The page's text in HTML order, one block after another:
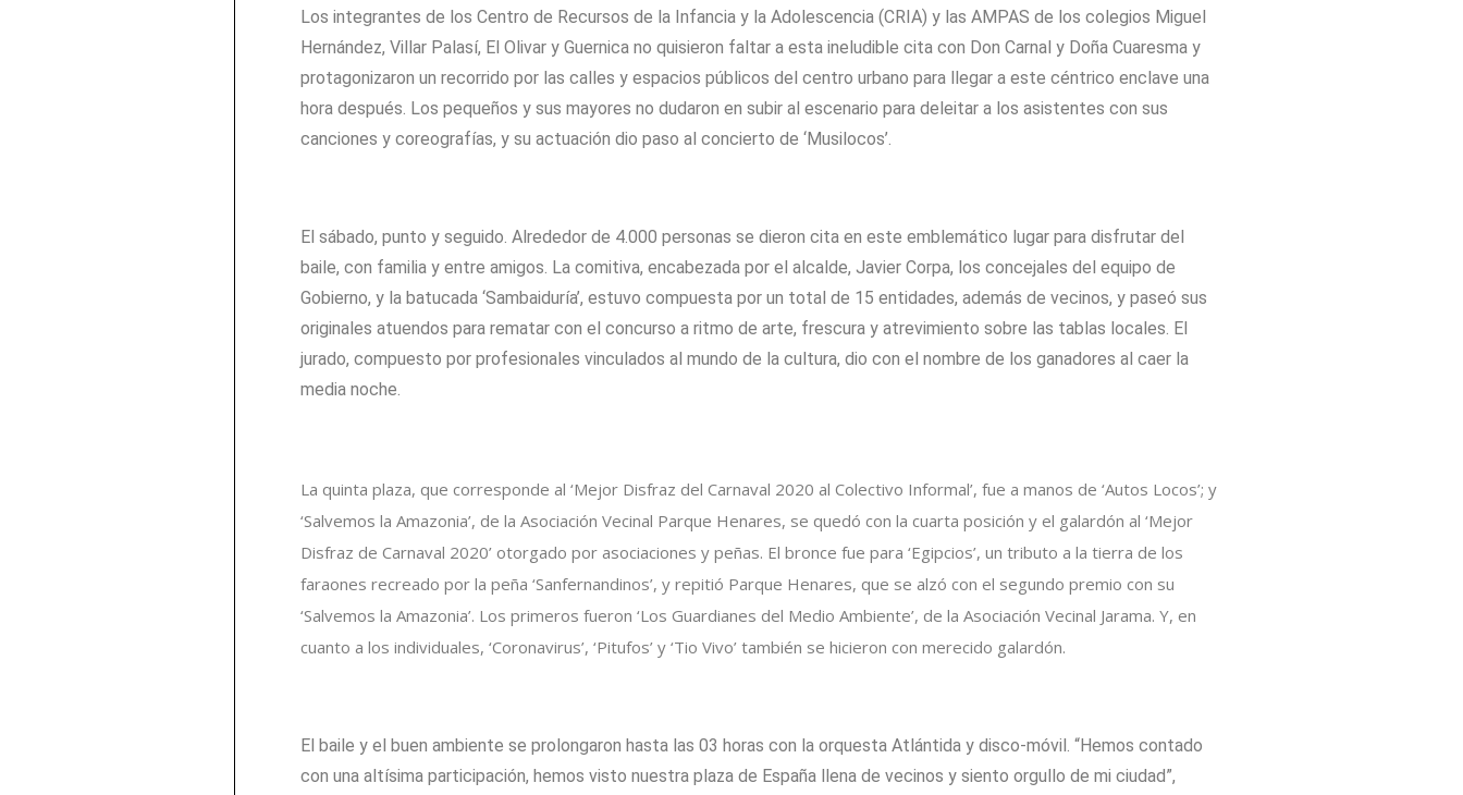
Los integrantes de los Centro de Recursos de la Infancia y la Adolescencia (CRIA) y las AMPAS de los colegios Miguel
Hernández, Villar Palasí, El Olivar y Guernica no quisieron faltar a esta ineludible cita con Don Carnal y Doña Cuaresma y
protagonizaron un recorrido por las calles y espacios públicos del centro urbano para llegar a este céntrico enclave una
hora después. Los pequeños y sus mayores no dudaron en subir al escenario para deleitar a los asistentes con sus
canciones y coreografías, y su actuación dio paso al concierto de ‘Musilocos’.
El sábado, punto y seguido. Alrededor de 4.000 personas se dieron cita en este emblemático lugar para disfrutar del
baile, con familia y entre amigos. La comitiva, encabezada por el alcalde, Javier Corpa, los concejales del equipo de
Gobierno, y la batucada ‘Sambaiduría’, estuvo compuesta por un total de 15 entidades, además de vecinos, y paseó sus
originales atuendos para rematar con el concurso a ritmo de arte, frescura y atrevimiento sobre las tablas locales. El
jurado, compuesto por profesionales vinculados al mundo de la cultura, dio con el nombre de los ganadores al caer la
media noche.
La quinta plaza, que corresponde al ‘Mejor Disfraz del Carnaval 2020 al Colectivo Informal’, fue a manos de ‘Autos Locos’; y
‘Salvemos la Amazonia’, de la Asociación Vecinal Parque Henares, se quedó con la cuarta posición y el galardón al ‘Mejor
Disfraz de Carnaval 2020’ otorgado por asociaciones y peñas. El bronce fue para ‘Egipcios’, un tributo a la tierra de los
faraones recreado por la peña ‘Sanfernandinos’, y repitió Parque Henares, que se alzó con el segundo premio con su
‘Salvemos la Amazonia’. Los primeros fueron ‘Los Guardianes del Medio Ambiente’, de la Asociación Vecinal Jarama. Y, en
cuanto a los individuales, ‘Coronavirus’, ‘Pitufos’ y ‘Tio Vivo’ también se hicieron con merecido galardón.
El baile y el buen ambiente se prolongaron hasta las 03 horas con la orquesta Atlántida y disco-móvil. “Hemos contado
con una altísima participación, hemos visto nuestra plaza de España llena de vecinos y siento orgullo de mi ciudad”,